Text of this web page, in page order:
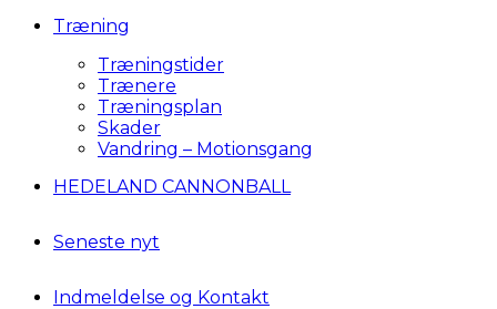
Træning
Træningstider
Trænere
Træningsplan
Skader
Vandring – Motionsgang
HEDELAND CANNONBALL
Seneste nyt
Indmeldelse og Kontakt